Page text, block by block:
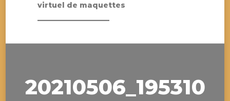
virtuel de maquettes
——————————
20210506_195310